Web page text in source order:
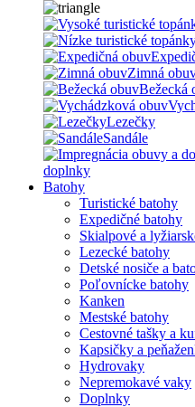
Zimná
Bežecká
Lezečky
Sandále
doplnky
Batohy
Turistické batohy
Expedičné batohy
Skialpové a
Lezecké batohy
Detské nosiče a
Poľovnícke batohy
Kanken
Mestské batohy
Cestovné tašky a
Kapsičky a
Hydrovaky
Nepremokavé vaky
Doplnky